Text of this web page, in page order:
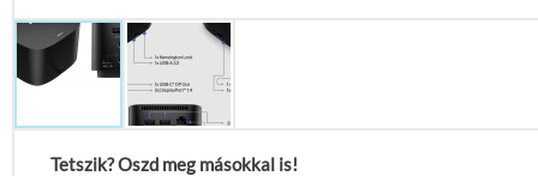
Tetszik? Oszd meg másokkal is!